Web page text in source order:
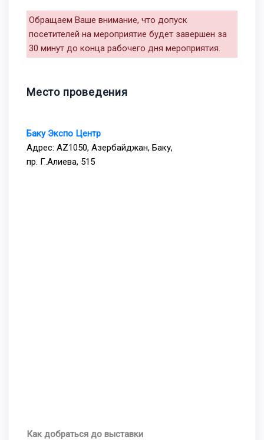
Обращаем Ваше внимание, что допуск
посетителей на мероприятие будет завершен за
30 минут до конца рабочего дня мероприятия.
Место проведения
Баку Экспо Центр
Адрес: AZ1050, Азербайджан, Баку,
пр. Г.Алиева, 515
Как добраться до выставки